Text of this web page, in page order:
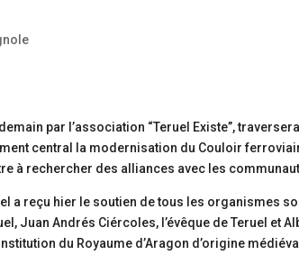
par l’association “Teruel Existe”,
central la modernisation du Couloir
à rechercher des alliances avec les
a reçu hier le soutien de tous les organismes
Juan Andrés Ciércoles, l’évêque de Teruel et
du Royaume d’Aragon d’origine